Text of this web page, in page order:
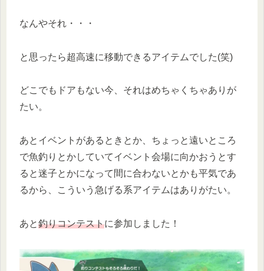
なんやそれ・・・
と思ったら超高速に移動できるアイテムでした(笑)
どこでもドアもない今、それはめちゃくちゃありが
たい。
あとイベントがあるときとか、ちょっと遠いところ
で魚釣りとかしていてイベント会場に向かおうとす
ると迷子とかになって間に合わないとかも平気であ
るから、こういう急げる系アイテムはありがたい。
あと釣りコンテストに参加しました！